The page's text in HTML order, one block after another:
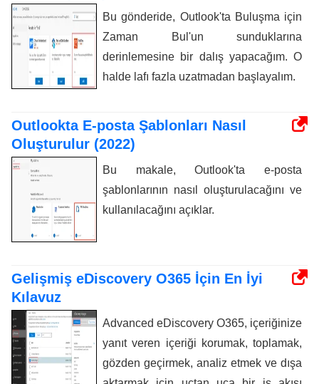
Bu gönderide, Outlook'ta Buluşma için
Zaman Bul'un sunduklarına
derinlemesine bir dalış yapacağım. O
halde lafı fazla uzatmadan başlayalım.
Outlookta E-posta Şablonları Nasıl
Oluşturulur (2022)
Bu makale, Outlook'ta e-posta
şablonlarının nasıl oluşturulacağını ve
kullanılacağını açıklar.
Gelişmiş eDiscovery O365 İçin En İyi
Kılavuz
Advanced eDiscovery O365, içeriğinize
yanıt veren içeriği korumak, toplamak,
gözden geçirmek, analiz etmek ve dışa